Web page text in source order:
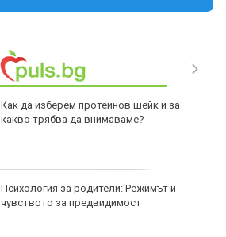
Как да изберем протеинов шейк и за
какво трябва да внимаваме?
Психология за родители: Режимът и
чувството за предвидимост